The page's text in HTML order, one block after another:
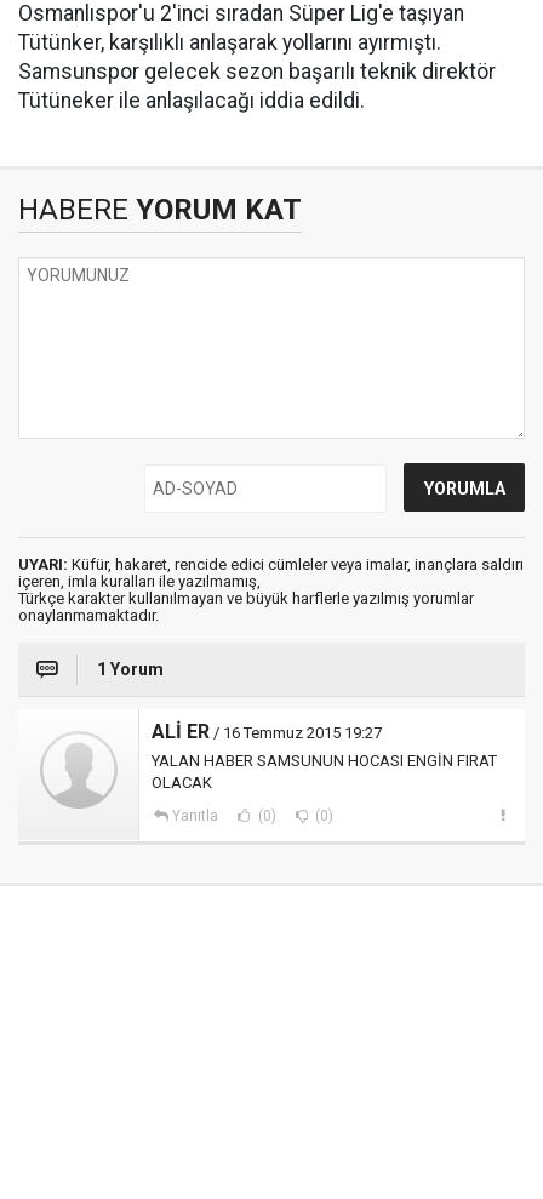
Osmanlıspor'u 2'inci sıradan Süper Lig'e taşıyan
Tütünker, karşılıklı anlaşarak yollarını ayırmıştı.
Samsunspor gelecek sezon başarılı teknik direktör
Tütüneker ile anlaşılacağı iddia edildi.
HABERE YORUM KAT
UYARI: Küfür, hakaret, rencide edici cümleler veya imalar, inançlara saldırı
içeren, imla kuralları ile yazılmamış,
Türkçe karakter kullanılmayan ve büyük harflerle yazılmış yorumlar
onaylanmamaktadır.
1 Yorum
ALİ ER / 16 Temmuz 2015 19:27
YALAN HABER SAMSUNUN HOCASI ENGİN FIRAT
OLACAK
Yanıtla (0) (0)